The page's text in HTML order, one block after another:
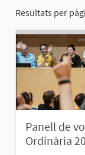
Resultats per
Panell de
Ordinària